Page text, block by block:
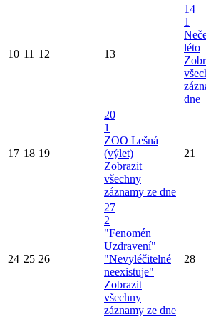
10 11 12 13
14
1
léto
dne
17 18 19
20
1
ZOO Lešná
(výlet)
Zobrazit
všechny
záznamy ze dne
21
24 25 26
27
2
"Fenomén
Uzdravení"
"Nevyléčitelné
neexistuje"
Zobrazit
všechny
záznamy ze dne
28